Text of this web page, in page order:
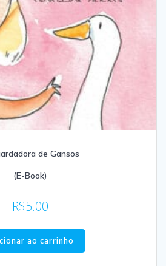
de Gansos
(E-Book)
R$5.00
ao carrinho